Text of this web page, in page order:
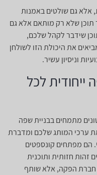
אלא גם שולטים באמנות
שלא רק מותאם אלא גם
שידבר לקהל שלכם,
את היכולת הזו לשולחן
וניסיון עשיר.
ייחודית לכל
מתמחים בבניית שפה
ערכי המותג שלכם ומדברת
הם מפתחים קונספטים
זהות חזותית ותוכנית
הפקה, אלא שותף